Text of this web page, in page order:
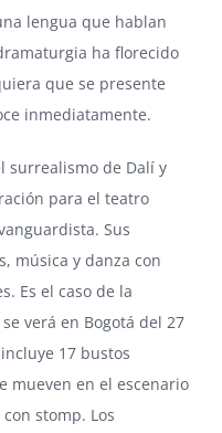
lengua que hablan
ha florecido
que se presente
inmediatamente.
surrealismo de Dalí y
para el teatro
Sus
música y danza con
Es el caso de la
verá en Bogotá del 27
17 bustos
mueven en el escenario
stomp. Los